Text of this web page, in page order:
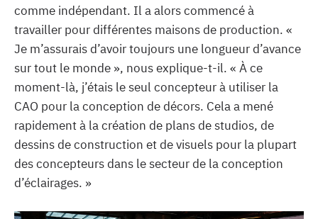
comme indépendant. Il a alors commencé à
travailler pour différentes maisons de production. «
Je m’assurais d’avoir toujours une longueur d’avance
sur tout le monde », nous explique-t-il. « À ce
moment-là, j’étais le seul concepteur à utiliser la
CAO pour la conception de décors. Cela a mené
rapidement à la création de plans de studios, de
dessins de construction et de visuels pour la plupart
des concepteurs dans le secteur de la conception
d’éclairages. »